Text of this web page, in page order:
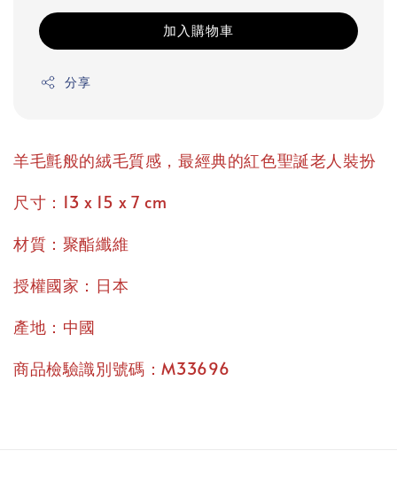
加入購物車
分享
羊毛氈般的絨毛質感，最經典的紅色聖誕老人裝扮
尺寸：13 x 15 x 7 cm
材質：聚酯纖維
授權國家：日本
產地：中國
商品檢驗識別號碼：M33696